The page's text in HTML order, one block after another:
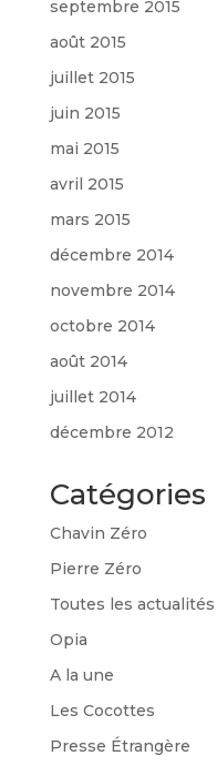
septembre 2015
août 2015
juillet 2015
juin 2015
mai 2015
avril 2015
mars 2015
décembre 2014
novembre 2014
octobre 2014
août 2014
juillet 2014
décembre 2012
Catégories
Chavin Zéro
Pierre Zéro
Toutes les actualités
Opia
A la une
Les Cocottes
Presse Étrangère